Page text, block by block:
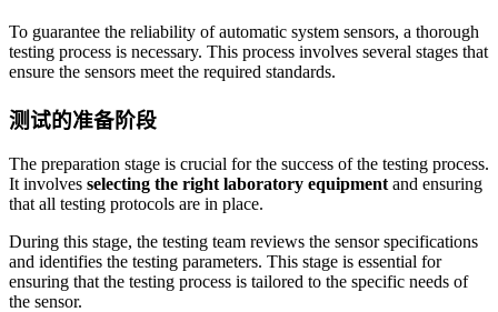
To guarantee the reliability of automatic system sensors, a thorough
testing process is necessary. This process involves several stages that
ensure the sensors meet the required standards.
测试的准备阶段
The preparation stage is crucial for the success of the testing process.
It involves selecting the right laboratory equipment and ensuring
that all testing protocols are in place.
During this stage, the testing team reviews the sensor specifications
and identifies the testing parameters. This stage is essential for
ensuring that the testing process is tailored to the specific needs of
the sensor.